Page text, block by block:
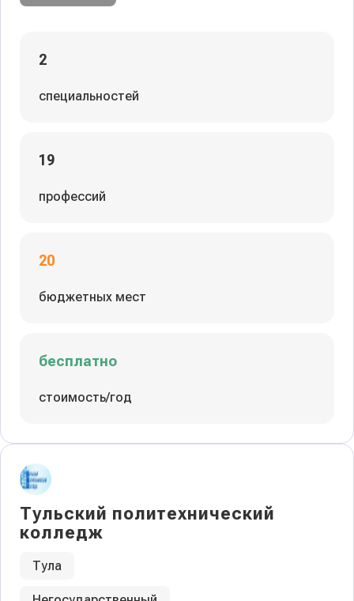
2
специальностей
19
профессий
20
бюджетных мест
бесплатно
стоимость/год
Тульский политехнический
колледж
Тула